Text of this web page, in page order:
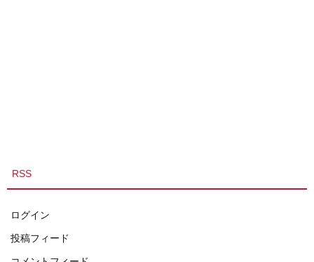
RSS
ログイン
投稿フィード